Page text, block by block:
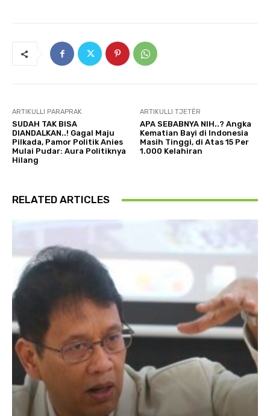
ARTIKULLI PARAPRAK
SUDAH TAK BISA
DIANDALKAN..! Gagal Maju
Pilkada, Pamor Politik Anies
Mulai Pudar: Aura Politiknya
Hilang
ARTIKULLI TJETËR
APA SEBABNYA NIH..? Angka
Kematian Bayi di Indonesia
Masih Tinggi, di Atas 15 Per
1.000 Kelahiran
RELATED ARTICLES